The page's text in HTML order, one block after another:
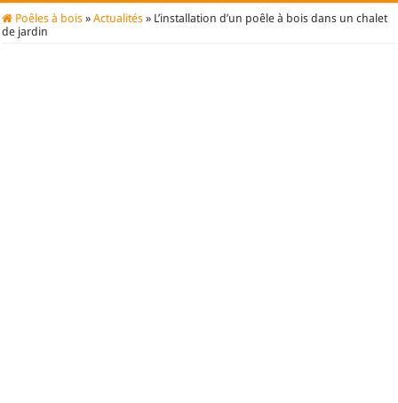
Poêles à bois » Actualités » L’installation d’un poêle à bois dans un chalet
de jardin